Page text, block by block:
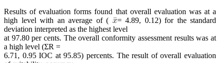
Results of evaluation forms found that overall evaluation was at a
high level with an average of (
= 4.89, 0.12) for the standard
deviation interpreted as the highest level
at 97.80 per cents. The overall conformity assessment results was at
a high level (ΣR =
6.71, 0.95 IOC at 95.85) percents. The result of overall evaluation